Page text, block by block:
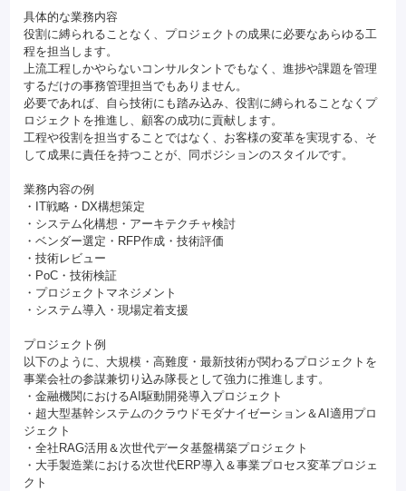
具体的な業務内容
役割に縛られることなく、プロジェクトの成果に必要なあらゆる工
程を担当します。
上流工程しかやらないコンサルタントでもなく、進捗や課題を管理
するだけの事務管理担当でもありません。
必要であれば、自ら技術にも踏み込み、役割に縛られることなくプ
ロジェクトを推進し、顧客の成功に貢献します。
工程や役割を担当することではなく、お客様の変革を実現する、そ
して成果に責任を持つことが、同ポジションのスタイルです。
業務内容の例
・IT戦略・DX構想策定
・システム化構想・アーキテクチャ検討
・ベンダー選定・RFP作成・技術評価
・技術レビュー
・PoC・技術検証
・プロジェクトマネジメント
・システム導入・現場定着支援
プロジェクト例
以下のように、大規模・高難度・最新技術が関わるプロジェクトを
事業会社の参謀兼切り込み隊長として強力に推進します。
・金融機関におけるAI駆動開発導入プロジェクト
・超大型基幹システムのクラウドモダナイゼーション＆AI適用プロ
ジェクト
・全社RAG活用＆次世代データ基盤構築プロジェクト
・大手製造業における次世代ERP導入＆事業プロセス変革プロジェ
クト